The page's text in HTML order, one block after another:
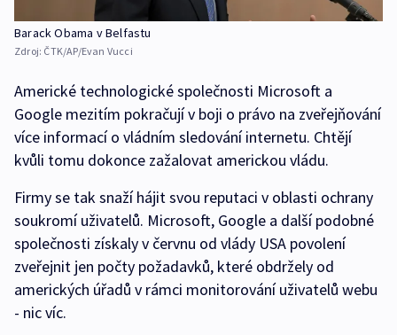
Barack Obama v Belfastu
Zdroj: ČTK/AP/Evan Vucci
Americké technologické společnosti Microsoft a
Google mezitím pokračují v boji o právo na zveřejňování
více informací o vládním sledování internetu. Chtějí
kvůli tomu dokonce zažalovat americkou vládu.
Firmy se tak snaží hájit svou reputaci v oblasti ochrany
soukromí uživatelů. Microsoft, Google a další podobné
společnosti získaly v červnu od vlády USA povolení
zveřejnit jen počty požadavků, které obdržely od
amerických úřadů v rámci monitorování uživatelů webu
- nic víc.